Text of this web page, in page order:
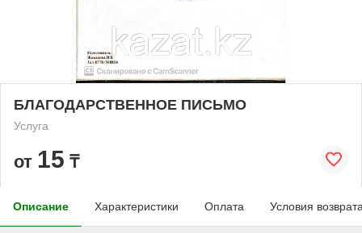
БЛАГОДАРСТВЕННОЕ ПИСЬМО
Услуга
от 15 ₸
Описание Характеристики Оплата Условия